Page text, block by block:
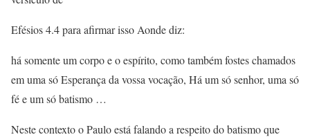
Efésios 4.4 para afirmar isso Aonde diz:
há somente um corpo e o espírito, como também fostes chamados
em uma só Esperança da vossa vocação, Há um só senhor, uma só
fé e um só batismo …
Neste contexto o Paulo está falando a respeito do batismo que